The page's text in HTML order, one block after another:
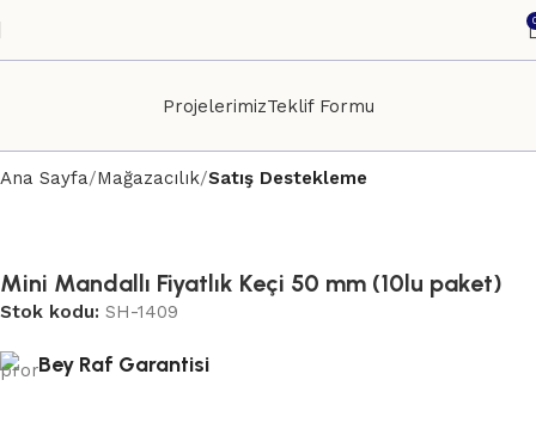
ProjelerimizTeklif Formu
Ana Sayfa Mağazacılık Satış Destekleme
Mini Mandallı Fiyatlık Keçi 50 mm (10lu paket)
Stok kodu: SH-1409
Bey Raf Garantisi